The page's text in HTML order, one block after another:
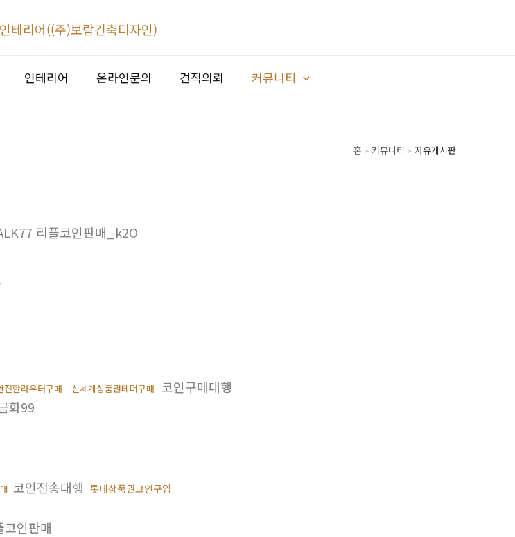
인테리어 온라인문의 견적의뢰 커뮤니티
홈 커뮤니티 자유게시판
리플코인판매_k2O
전한라우터구매 신세계상품권테더구매 코인구매대행
화99
코인전송대행 롯데상품권코인구입
코인판매